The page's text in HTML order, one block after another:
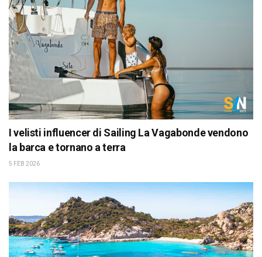
I velisti influencer di Sailing La Vagabonde vendono
la barca e tornano a terra
5 FEB 2026